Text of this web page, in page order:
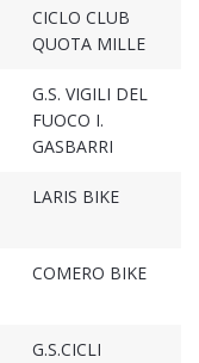
CICLO CLUB
QUOTA MILLE
G.S. VIGILI DEL
FUOCO I.
GASBARRI
LARIS BIKE
COMERO BIKE
G.S.CICLI